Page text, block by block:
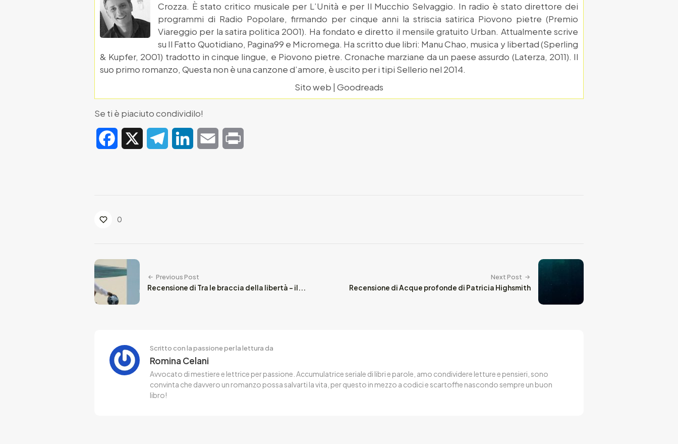
Crozza. È stato critico musicale per L’Unità e per Il Mucchio Selvaggio. In radio è stato direttore dei
programmi di Radio Popolare, firmando per cinque anni la striscia satirica Piovono pietre (Premio
Viareggio per la satira politica 2001). Ha fondato e diretto il mensile gratuito Urban. Attualmente scrive
su Il Fatto Quotidiano, Pagina99 e Micromega. Ha scritto due libri: Manu Chao, musica y libertad (Sperling
& Kupfer, 2001) tradotto in cinque lingue, e Piovono pietre. Cronache marziane da un paese assurdo (Laterza, 2011). Il
suo primo romanzo, Questa non è una canzone d’amore, è uscito per i tipi Sellerio nel 2014.
Sito web | Goodreads
Se ti è piaciuto condividilo!
Facebook TelegramLinkedIn Email
0
Previous Post
Recensione di Tra le braccia della libertà – il...
Next Post
Recensione di Acque profonde di Patricia Highsmith
Scritto con la passione per la lettura da
Romina Celani
Avvocato di mestiere e lettrice per passione. Accumulatrice seriale di libri e parole, amo condividere letture e pensieri, sono
convinta che davvero un romanzo possa salvarti la vita, per questo in mezzo a codici e scartoffie nascondo sempre un buon
libro!